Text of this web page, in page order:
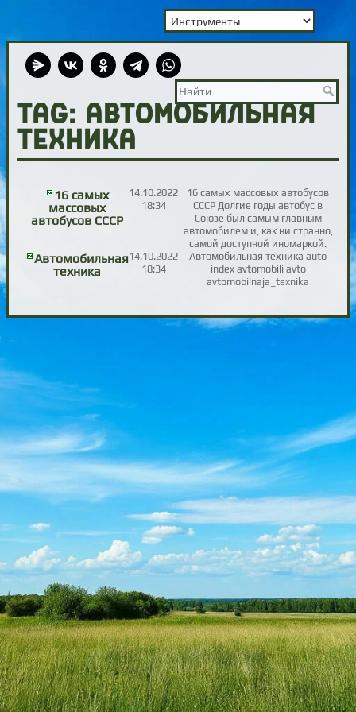
TAG: автомобильная
техника
16 самых
массовых
автобусов СССР
14.10.2022
18:34
16 самых массовых автобусов
СССР Долгие годы автобус в
Союзе был самым главным
автомобилем и, как ни странно,
самой доступной иномаркой.
Автомобильная
техника
14.10.2022
18:34
Автомобильная техника auto
index avtomobili avto
avtomobilnaja_texnika